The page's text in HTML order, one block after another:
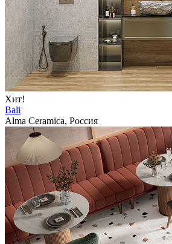
Хит!
Bali
Alma Ceramica, Россия